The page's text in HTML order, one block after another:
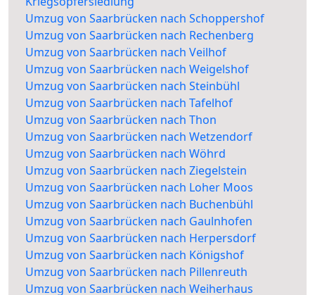
Umzug von Saarbrücken nach Schoppershof
Umzug von Saarbrücken nach Rechenberg
Umzug von Saarbrücken nach Veilhof
Umzug von Saarbrücken nach Weigelshof
Umzug von Saarbrücken nach Steinbühl
Umzug von Saarbrücken nach Tafelhof
Umzug von Saarbrücken nach Thon
Umzug von Saarbrücken nach Wetzendorf
Umzug von Saarbrücken nach Wöhrd
Umzug von Saarbrücken nach Ziegelstein
Umzug von Saarbrücken nach Loher Moos
Umzug von Saarbrücken nach Buchenbühl
Umzug von Saarbrücken nach Gaulnhofen
Umzug von Saarbrücken nach Herpersdorf
Umzug von Saarbrücken nach Königshof
Umzug von Saarbrücken nach Pillenreuth
Umzug von Saarbrücken nach Weiherhaus